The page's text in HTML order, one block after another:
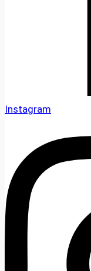
Instagram